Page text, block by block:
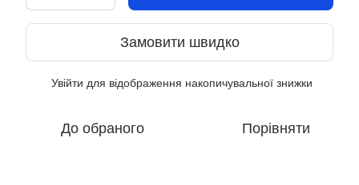
Замовити швидко
Увійти для відображення накопичувальної знижки
До обраного Порівняти